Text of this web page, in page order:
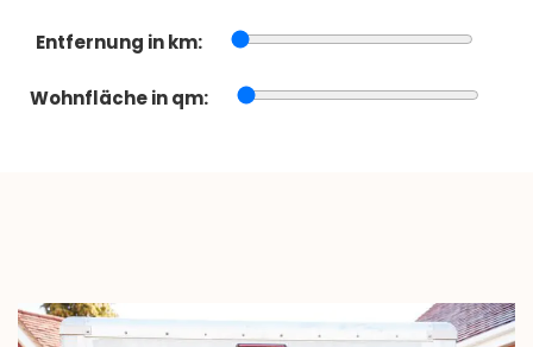
Entfernung in km:
Wohnfläche in qm: